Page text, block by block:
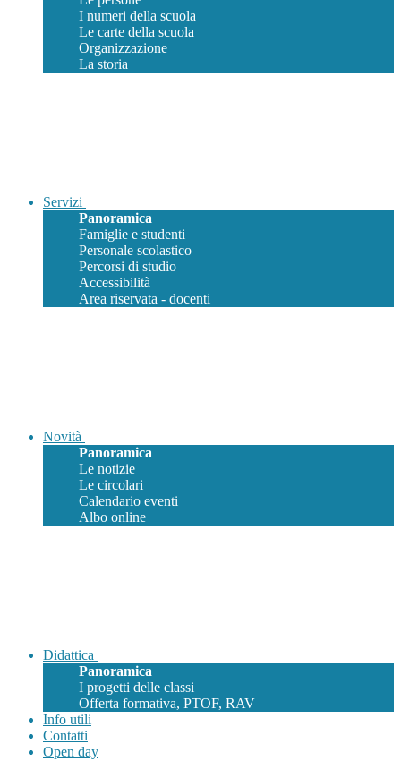
I numeri della scuola
Le carte della scuola
Organizzazione
La storia
Servizi
Panoramica
Famiglie e studenti
Personale scolastico
Percorsi di studio
Accessibilità
Area riservata - docenti
Novità
Panoramica
Le notizie
Le circolari
Calendario eventi
Albo online
Didattica
Panoramica
I progetti delle classi
Offerta formativa, PTOF, RAV
Info utili
Contatti
Open day